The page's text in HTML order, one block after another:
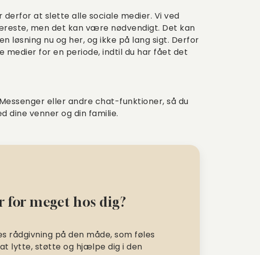
derfor at slette alle sociale medier. Vi ved
men det kan være nødvendigt. Det kan
løsning nu og her, og ikke på lang sigt. Derfor
for en periode, indtil du har fået det
eller andre chat-funktioner, så du
dine venner og din familie.
for meget hos dig?
rådgivning på den måde, som føles
lytte, støtte og hjælpe dig i den